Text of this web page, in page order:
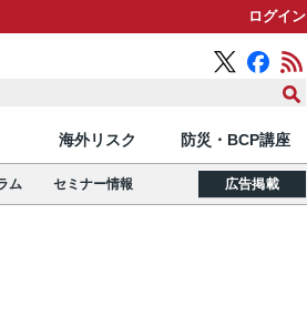
ログイン
海外リスク 防災・BCP講座
ム セミナー情報 広告掲載